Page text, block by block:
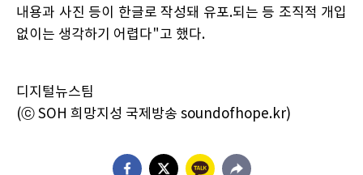
내용과 사진 등이 한글로 작성돼 유포.되는 등 조직적 개입
없이는 생각하기 어렵다"고 했다.
디지털뉴스팀
(ⓒ SOH 희망지성 국제방송 soundofhope.kr)